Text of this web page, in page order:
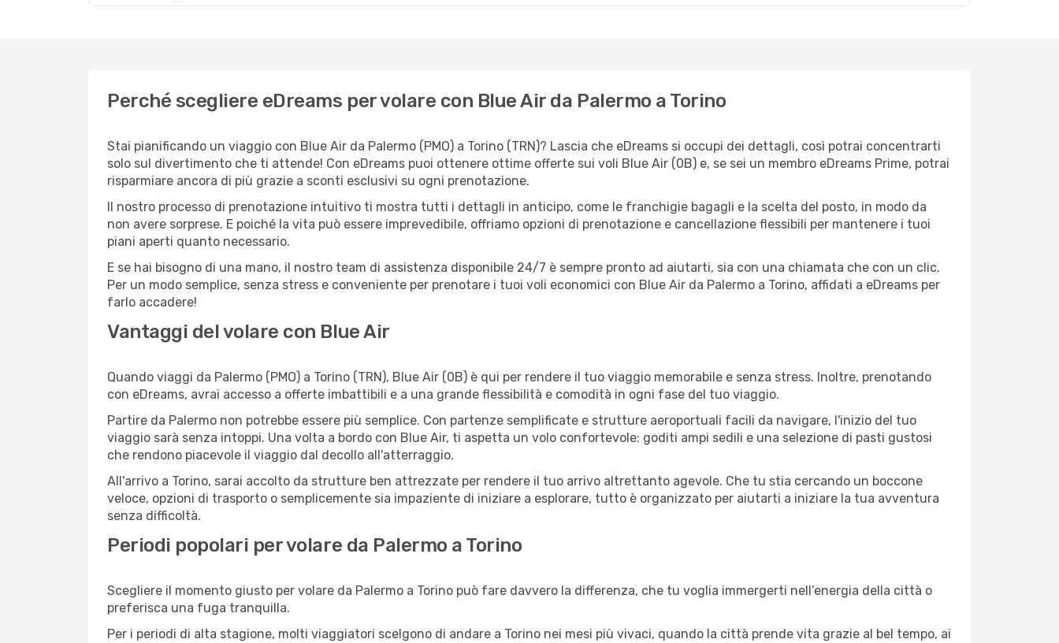
Perché scegliere eDreams per volare con Blue Air da Palermo a Torino
Stai pianificando un viaggio con Blue Air da Palermo (PMO) a Torino (TRN)? Lascia che eDreams si occupi dei dettagli, così potrai concentrarti
solo sul divertimento che ti attende! Con eDreams puoi ottenere ottime offerte sui voli Blue Air (0B) e, se sei un membro eDreams Prime, potrai
risparmiare ancora di più grazie a sconti esclusivi su ogni prenotazione.
Il nostro processo di prenotazione intuitivo ti mostra tutti i dettagli in anticipo, come le franchigie bagagli e la scelta del posto, in modo da
non avere sorprese. E poiché la vita può essere imprevedibile, offriamo opzioni di prenotazione e cancellazione flessibili per mantenere i tuoi
piani aperti quanto necessario.
E se hai bisogno di una mano, il nostro team di assistenza disponibile 24/7 è sempre pronto ad aiutarti, sia con una chiamata che con un clic.
Per un modo semplice, senza stress e conveniente per prenotare i tuoi voli economici con Blue Air da Palermo a Torino, affidati a eDreams per
farlo accadere!
Vantaggi del volare con Blue Air
Quando viaggi da Palermo (PMO) a Torino (TRN), Blue Air (0B) è qui per rendere il tuo viaggio memorabile e senza stress. Inoltre, prenotando
con eDreams, avrai accesso a offerte imbattibili e a una grande flessibilità e comodità in ogni fase del tuo viaggio.
Partire da Palermo non potrebbe essere più semplice. Con partenze semplificate e strutture aeroportuali facili da navigare, l'inizio del tuo
viaggio sarà senza intoppi. Una volta a bordo con Blue Air, ti aspetta un volo confortevole: goditi ampi sedili e una selezione di pasti gustosi
che rendono piacevole il viaggio dal decollo all'atterraggio.
All'arrivo a Torino, sarai accolto da strutture ben attrezzate per rendere il tuo arrivo altrettanto agevole. Che tu stia cercando un boccone
veloce, opzioni di trasporto o semplicemente sia impaziente di iniziare a esplorare, tutto è organizzato per aiutarti a iniziare la tua avventura
senza difficoltà.
Periodi popolari per volare da Palermo a Torino
Scegliere il momento giusto per volare da Palermo a Torino può fare davvero la differenza, che tu voglia immergerti nell’energia della città o
preferisca una fuga tranquilla.
Per i periodi di alta stagione, molti viaggiatori scelgono di andare a Torino nei mesi più vivaci, quando la città prende vita grazie al bel tempo, ai